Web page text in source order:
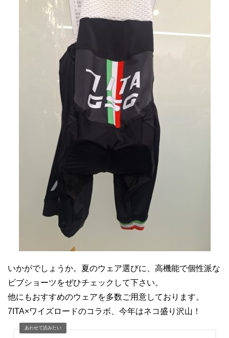
いかがでしょうか。夏のウェア選びに、高機能で個性派な
ビブショーツをぜひチェックして下さい。
他にもおすすめのウェアを多数ご用意しております。
7ITA×ワイズロードのコラボ、今年はネコ盛り沢山！